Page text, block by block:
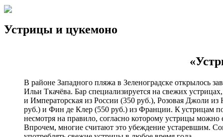
Устрицы и цукемоно
В районе Западного пляжа в Зеленоградске открылось
Ильи Ткачёва. Бар специализируется на свежих
и Императорская из России (350 руб.), Розовая Джоли
руб.) и Фин де Клер (550 руб.) из Франции. К устрицам
несмотря на правило, согласно которому устрицы можно
Впрочем, многие считают это убеждение устаревшим.